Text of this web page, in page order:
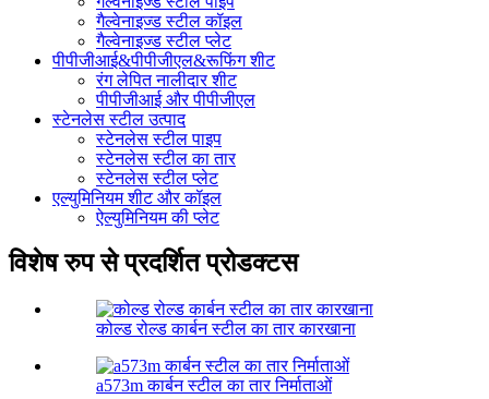
गैल्वेनाइज्ड स्टील कॉइल
गैल्वेनाइज्ड स्टील प्लेट
पीपीजीआई&पीपीजीएल&रूफिंग शीट
रंग लेपित नालीदार शीट
पीपीजीआई और पीपीजीएल
स्टेनलेस स्टील उत्पाद
स्टेनलेस स्टील पाइप
स्टेनलेस स्टील का तार
स्टेनलेस स्टील प्लेट
एल्युमिनियम शीट और कॉइल
ऐल्युमिनियम की प्लेट
विशेष रुप से प्रदर्शित प्रोडक्टस
कोल्ड रोल्ड कार्बन स्टील का तार कारखाना
a573m कार्बन स्टील का तार निर्माताओं